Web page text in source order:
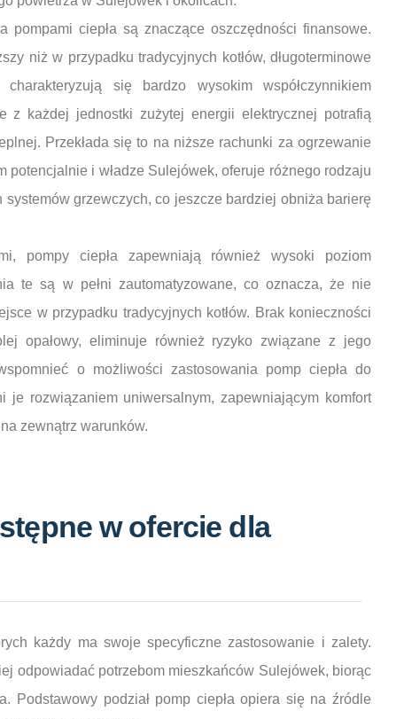
pompami ciepła są znaczące oszczędności finansowe.
niż w przypadku tradycyjnych kotłów, długoterminowe
się bardzo wysokim współczynnikiem
z każdej jednostki zużytej energii elektrycznej potrafią
Przekłada się to na niższe rachunki za ogrzewanie
potencjalnie i władze Sulejówek, oferuje różnego rodzaju
grzewczych, co jeszcze bardziej obniża barierę
pompy ciepła zapewniają również wysoki poziom
te są w pełni zautomatyzowane, co oznacza, że nie
w przypadku tradycyjnych kotłów. Brak konieczności
opałowy, eliminuje również ryzyko związane z jego
o możliwości zastosowania pomp ciepła do
je rozwiązaniem uniwersalnym, zapewniającym komfort
zewnątrz warunków.
w ofercie dla
każdy ma swoje specyficzne zastosowanie i zalety.
odpowiadać potrzebom mieszkańców Sulejówek, biorąc
Podstawowy podział pomp ciepła opiera się na źródle